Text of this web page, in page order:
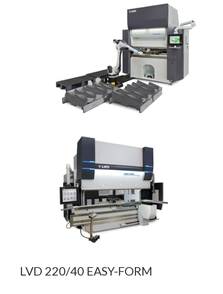
LVD 220/40 EASY-FORM